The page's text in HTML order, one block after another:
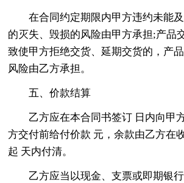
在合同约定期限内甲方违约未能
的灭失、毁损的风险由甲方承担;产品
致使甲方拒绝交货、延期交货的，产
风险由乙方承担。
五、价款结算
乙方应在本合同书签订 日内向甲
方交付前给付价款 元，余款由乙方在
起 天内付清。
乙方应当以现金、支票或即期银